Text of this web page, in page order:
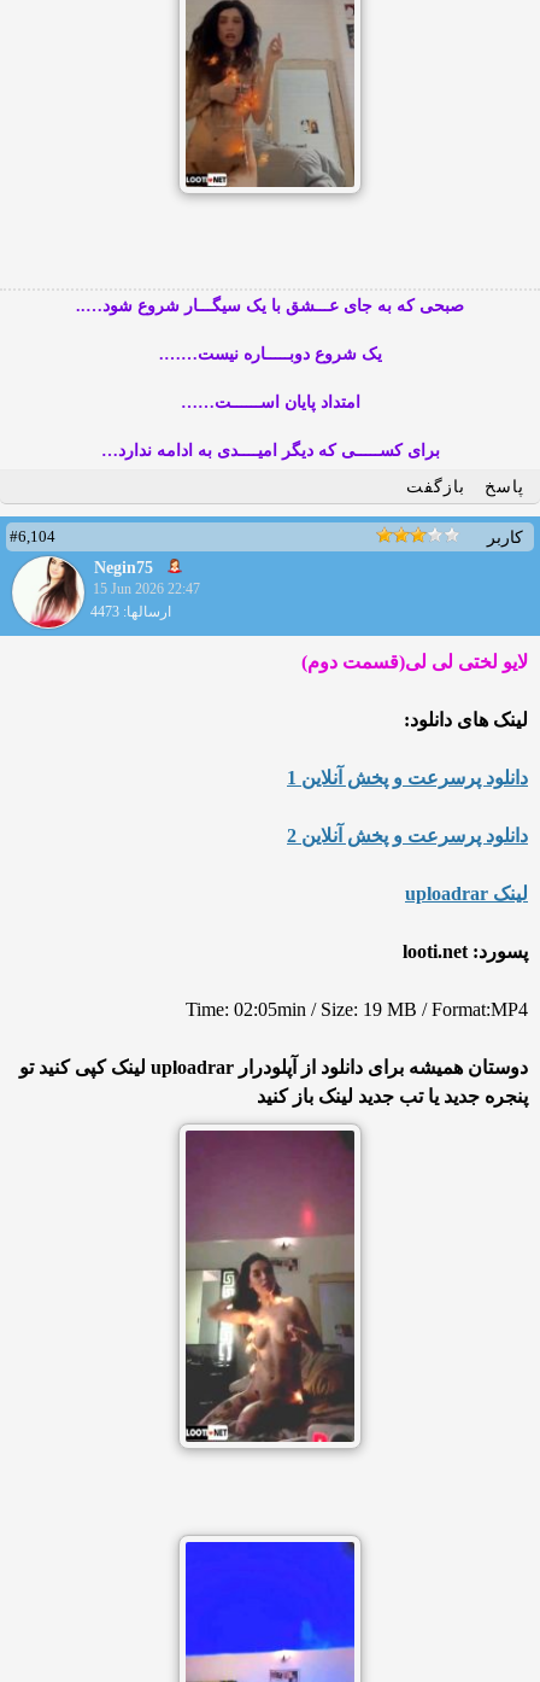
صبحی که به جای عـــشق با یک سیگـــار شروع شود…..
یک شروع دوبـــــاره نیست…….
امتداد پایان اســــــت……
برای کســـــی که دیگر امیــــدی به ادامه ندارد…
پاسخ
بازگفت
کاربر
#6,104
Negin75
15 Jun 2026 22:47
ارسالها: 4473
لایو لختی لی لی(قسمت دوم)
لینک های دانلود:
دانلود پرسرعت و پخش آنلاین 1
دانلود پرسرعت و پخش آنلاین 2
لینک uploadrar
پسورد: looti.net
Time: 02:05min / Size: 19 MB / Format:MP4
دوستان همیشه برای دانلود از آپلودرار uploadrar لینک کپی کنید تو
پنجره جدید یا تب جدید لینک باز کنید